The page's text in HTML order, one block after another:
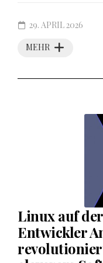
MEHR
29. APRIL 2026
Linux auf
Entwickler